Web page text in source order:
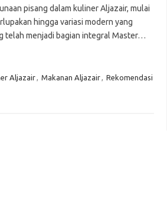
pisang dalam kuliner Aljazair, mulai
hingga variasi modern yang
telah menjadi bagian integral Master…
Aljazair, Makanan Aljazair, Rekomendasi